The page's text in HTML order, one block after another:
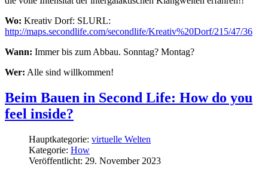
Wo: Kreativ Dorf: SLURL:
http://maps.secondlife.com/secondlife/Kreativ%20Dorf/215/47/36
Wann: Immer bis zum Abbau. Sonntag? Montag?
Wer: Alle sind willkommen!
Beim Bauen in Second Life: How do you
feel inside?
Hauptkategorie: virtuelle Welten
Kategorie: How
Veröffentlicht: 29. November 2023